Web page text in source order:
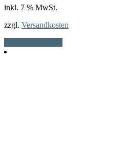
inkl. 7 % MwSt.
zzgl. Versandkosten